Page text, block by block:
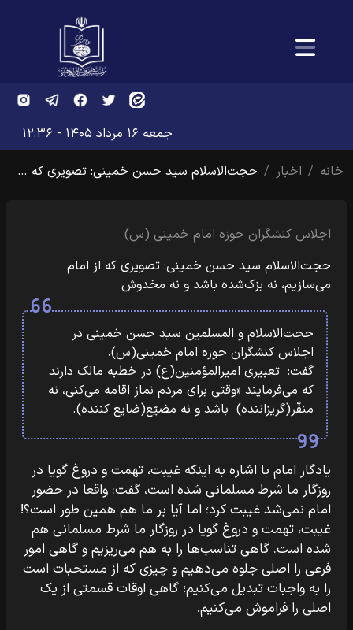
جمعه ۱۶ مرداد ۱۴۰۵ - ۱۲:۳۶
خانه
اخبار حجت‌الاسلام سید حسن خمینی: تصویری که …
اجلاس کنشگران حوزه امام خمینی (س)
حجت‌الاسلام سید حسن خمینی: تصویری که از امام
می‌سازیم، نه بزک‌شده باشد و نه مخدوش
حجت‌الاسلام و المسلمین سید حسن خمینی در
اجلاس کنشگران حوزه امام خمینی(س)،
گفت: تعبیری امیرالمؤمنین(ع) در خطبه مالک دارند
که می‌فرمایند «وقتی برای مردم نماز اقامه می‌کنی، نه
منفّر(گریزاننده) باشد و نه مضیّع(ضایع کننده).
یادگار امام با اشاره به اینکه غیبت، تهمت و دروغ گویا در
روزگار ما شرط مسلمانی شده است، گفت: واقعا در حضور
امام نمی‌شد غیبت کرد؛ اما آیا بر ما هم همین طور است؟!
غیبت، تهمت و دروغ گویا در روزگار ما شرط مسلمانی هم
شده است. گاهی تناسب‌ها را به هم می‌ریزیم و گاهی امور
فرعی را اصلی جلوه می‌دهیم و چیزی که از مستحبات است
را به واجبات تبدیل می‌کنیم؛ گاهی اوقات قسمتی از یک
اصلی را فراموش می‌کنیم.